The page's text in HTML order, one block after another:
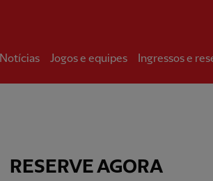
Notícias Jogos e equipes Ingressos e
RESERVE AGORA